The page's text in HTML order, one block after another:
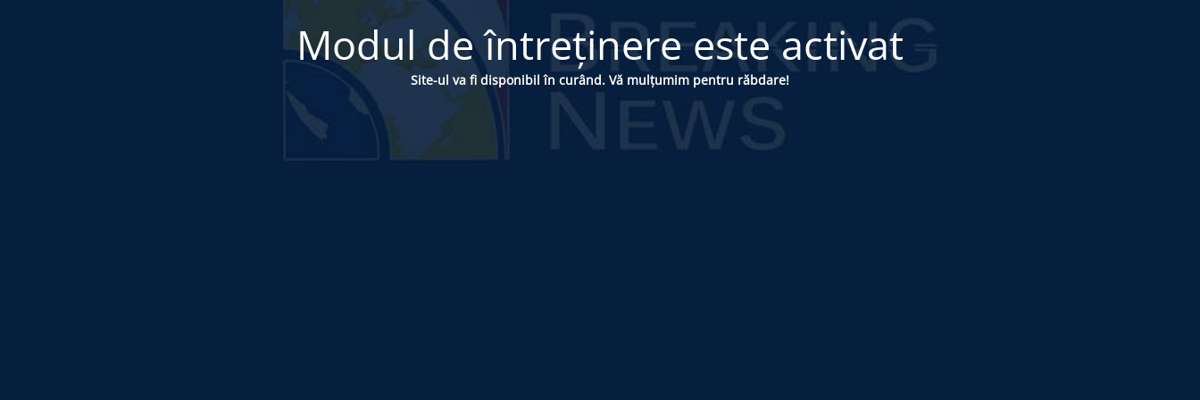
Modul de întreținere este activat
Site-ul va fi disponibil în curând. Vă mulțumim pentru răbdare!